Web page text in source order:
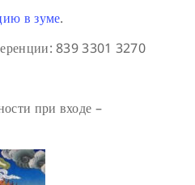
в зуме.
839 3301 3270
при входе –